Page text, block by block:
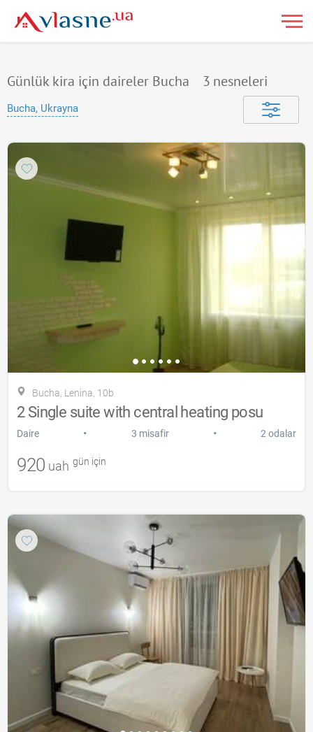
Günlük kira için daireler Bucha 3 nesneleri
Bucha, Ukrayna
Bucha, Lenina, 10b
2 Single suite with central heating posu
Daire • 3 misafir • 2 odalar
920 uah gün için